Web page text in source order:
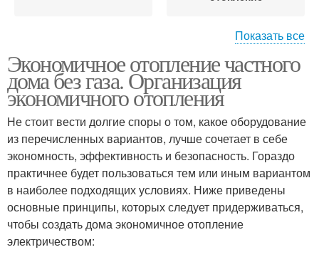
Точечное отопление Отопление с помощью
Показать все
Экономичное отопление частного
дома без газа. Организация
экономичного отопления
Не стоит вести долгие споры о том, какое оборудование
из перечисленных вариантов, лучше сочетает в себе
экономность, эффективность и безопасность. Гораздо
практичнее будет пользоваться тем или иным вариантом
в наиболее подходящих условиях. Ниже приведены
основные принципы, которых следует придерживаться,
чтобы создать дома экономичное отопление
электричеством: